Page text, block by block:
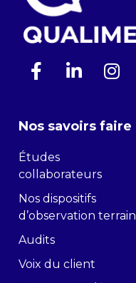
Nos savoirs faire
Études
collaborateurs
Nos dispositifs
d’observation terrain
Audits
Voix du client